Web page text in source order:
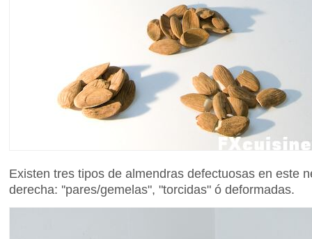
Existen tres tipos de almendras defectuosas en este
derecha: ''pares/gemelas", "torcidas" ó deformadas.